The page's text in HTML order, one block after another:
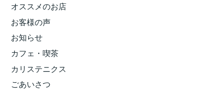
オススメのお店
お客様の声
お知らせ
カフェ・喫茶
カリステニクス
ごあいさつ